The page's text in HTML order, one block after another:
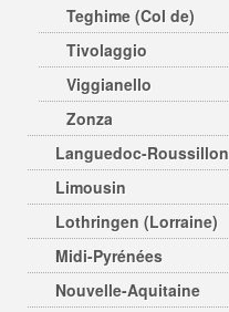
Teghime (Col de)
Tivolaggio
Viggianello
Zonza
Languedoc-Roussillon
Limousin
Lothringen (Lorraine)
Midi-Pyrénées
Nouvelle-Aquitaine